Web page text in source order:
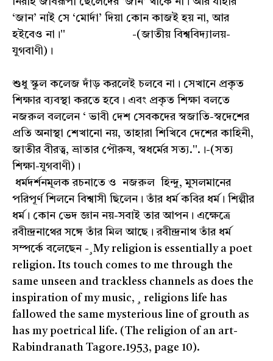
‘জান’ নাই সে ‘মোর্দা’ দিয়া কোন কাজই হয় না, আর
হইবেও না।'' -(জাতীয় বিশ্ববিদ্যালয়-
যুগবাণী)।
শুধু স্কুল কলেজ দাঁড় করলেই চলবে না। সেখানে প্রকৃত
শিক্ষার ব্যবস্থা করতে হবে। এবং প্রকৃত শিক্ষা বলতে
নজরুল বললেন ‘ ভাবী দেশ সেবকদের স্বজাতি-স্বদেশের
প্রতি অনাস্থা শেখানো নয়, তাহারা শিখিবে দেশের কাহিনী,
জাতীর বীরত্ব, ভ্রাতার পৌরুষ, স্বধর্মের সত্য.''.।-(সত্য
শিক্ষা-যুগবাণী)।
ধর্মদর্শনমূলক রচনাতে ও নজরুল হিন্দু, মুসলমানের
পরিপূর্ণ শিলনে বিশ্বাসী ছিলেন। তাঁর ধর্ম কবির ধর্ম। শিল্পীর
ধর্ম। কোন ভেদ জ্ঞান নয়-সবাই তার আপন। এক্ষেত্রে
রবীন্দ্রনাথের সঙ্গে তাঁর মিল আছে। রবীন্দ্রনাথ তাঁর ধর্ম
সম্পর্কে বলেছেন -¸My religion is essentially a poet
religion. Its touch comes to me through the
same unseen and trackless channels as does the
inspiration of my music, ¸ religions life has
fallowed the same mysterious line of grouth as
has my poetrical life. (The religion of an art-
Rabindranath Tagore.1953, page 10).